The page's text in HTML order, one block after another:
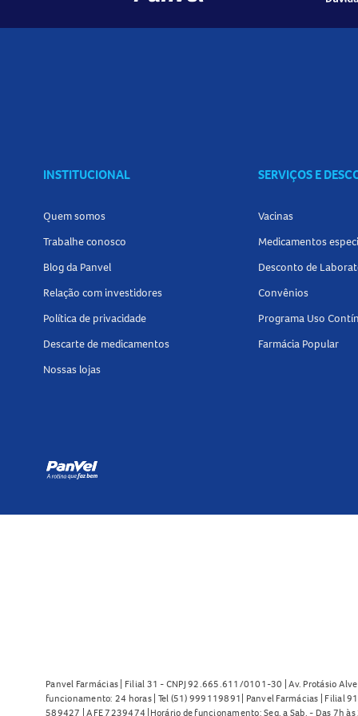
INSTITUCIONAL
Quem somos
Trabalhe conosco
Blog da Panvel
Relação com investidores
Política de privacidade
Descarte de medicamentos
Nossas lojas
SERVIÇOS E
Vacinas
Medicamentos
Desconto de
Convênios
Programa Uso
Farmácia Popular
Panvel Farmácias | Filial 31 - CNPJ 92.665.611/0101-30 | Av. Protásio
funcionamento: 24 horas | Tel (51) 999119891| Panvel Farmácias | Filial
589427 | AFE 7239474 |Horário de funcionamento: Seg. a Sab. - Das 7h